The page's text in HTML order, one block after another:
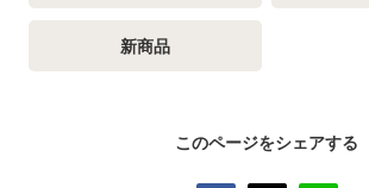
新商品
このページをシェアする